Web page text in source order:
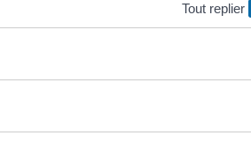
Tout replier